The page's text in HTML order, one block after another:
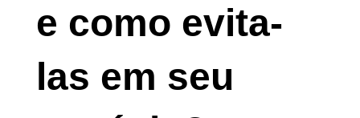
e como evita-
las em seu